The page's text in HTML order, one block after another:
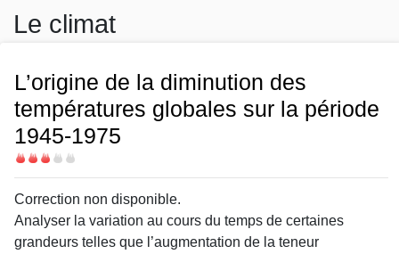
Le climat
L’origine de la diminution des
températures globales sur la période
1945-1975
Difficulté
Correction non disponible.
Analyser la variation au cours du temps de certaines
grandeurs telles que l’augmentation de la teneur